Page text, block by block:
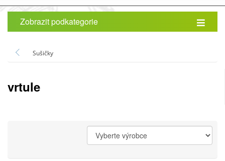
Zobrazit podkategorie
Sušičky
vrtule